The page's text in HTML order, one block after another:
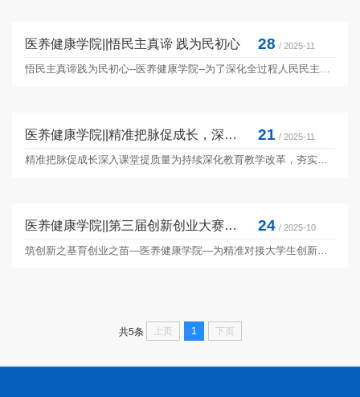
医养健康学院||悟民主真谛 践为民初心 28 / 2025-11
医养健康学院||精准把脉促成长，深入课堂提质量 21 / 2025-11
医养健康学院||第三届创新创业大赛培训会 24 / 2025-10
共5条 上页 1 下页